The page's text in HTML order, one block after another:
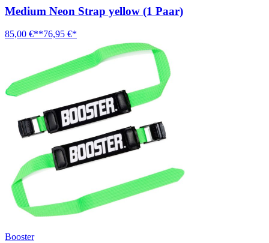
Medium Neon Strap yellow (1 Paar)
85,00 €**76,95 €*
Booster